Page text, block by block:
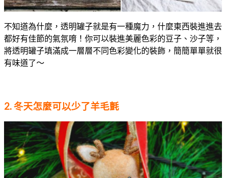
不知道為什麼，透明罐子就是有一種魔力，什麼東西裝進進去
都好有佳節的氣氛唷！你可以裝進美麗色彩的豆子、沙子等，
將透明罐子填滿成一層層不同色彩變化的裝飾，簡簡單單就很
有味道了～
2. 冬天怎麼可以少了羊毛氈